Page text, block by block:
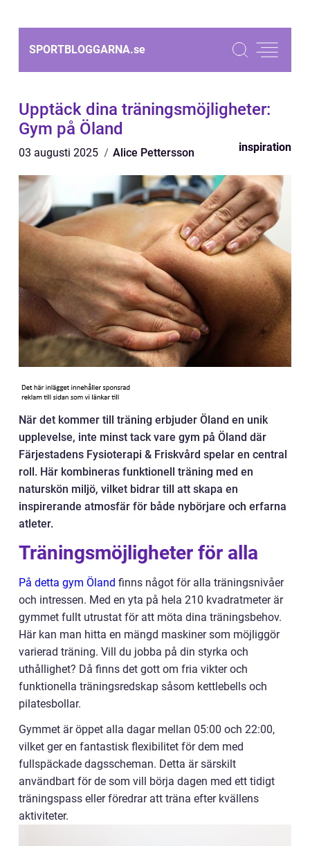
SPORTBLOGGARNA.se
Upptäck dina träningsmöjligheter:
Gym på Öland
03 augusti 2025 Alice Pettersson inspiration
När det kommer till träning erbjuder Öland en unik
upplevelse, inte minst tack vare gym på Öland där
Färjestadens Fysioterapi & Friskvård spelar en central
roll. Här kombineras funktionell träning med en
naturskön miljö, vilket bidrar till att skapa en
inspirerande atmosfär för både nybörjare och erfarna
atleter.
Träningsmöjligheter för alla
På detta gym Öland finns något för alla träningsnivåer
och intressen. Med en yta på hela 210 kvadratmeter är
gymmet fullt utrustat för att möta dina träningsbehov.
Här kan man hitta en mängd maskiner som möjliggör
varierad träning. Vill du jobba på din styrka och
uthållighet? Då finns det gott om fria vikter och
funktionella träningsredskap såsom kettlebells och
pilatesbollar.
Gymmet är öppet alla dagar mellan 05:00 och 22:00,
vilket ger en fantastisk flexibilitet för dem med
fullspäckade dagsscheman. Detta är särskilt
användbart för de som vill börja dagen med ett tidigt
träningspass eller föredrar att träna efter kvällens
aktiviteter.